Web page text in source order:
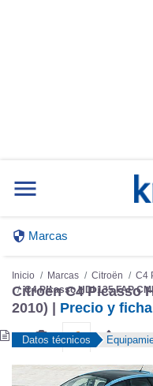
Marcas
Inicio Marcas Citroën C4
C4 Picasso HDi 135 FAP
Citroën C4 Picasso
2010) | Precio y
Datos técnicos